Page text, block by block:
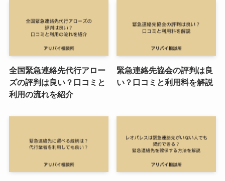
全国緊急連絡先代行アロー
ズの評判は良い？口コミと
利用の流れを紹介
緊急連絡先協会の評判は良
い？口コミと利用料を解説